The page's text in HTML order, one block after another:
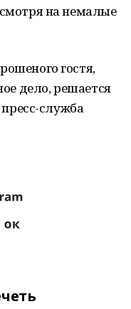
на немалые
гостя,
дело, решается
пресс-служба